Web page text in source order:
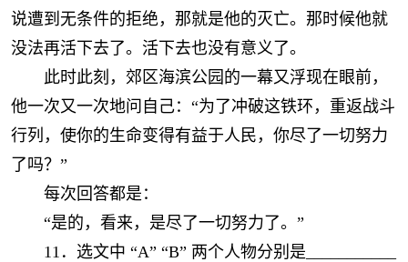
说遭到无条件的拒绝，那就是他的灭亡。那时候他就
没法再活下去了。活下去也没有意义了。
此时此刻，郊区海滨公园的一幕又浮现在眼前，
他一次又一次地问自己：“为了冲破这铁环，重返战斗
行列，使你的生命变得有益于人民，你尽了一切努力
了吗？”
每次回答都是：
“是的，看来，是尽了一切努力了。”
11．选文中 “A” “B” 两个人物分别是___________